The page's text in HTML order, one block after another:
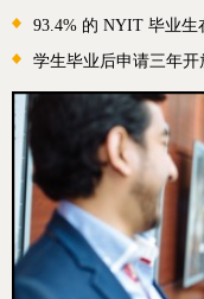
93.4% 的 NYIT 毕业生
学生毕业后申请三年